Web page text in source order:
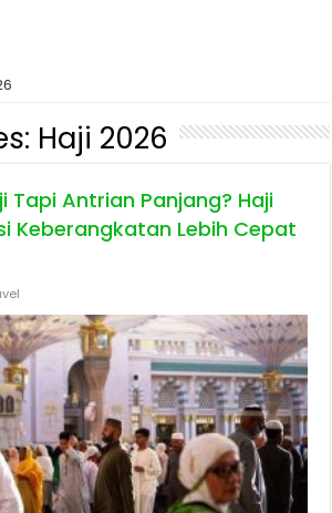
Haji 2026
Tapi Antrian Panjang? Haji
Keberangkatan Lebih Cepat